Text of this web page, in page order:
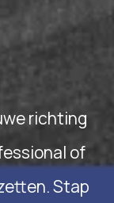
richting
of
Stap